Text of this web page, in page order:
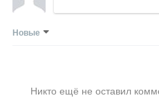
Новые
Никто ещё не оставил